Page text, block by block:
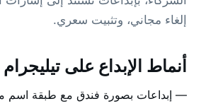
إلغاء مجاني، وتثبيت سعري.
أنماط الإبداع على تيليجرام
— إبداعات بصورة فندق مع طبقة اسم